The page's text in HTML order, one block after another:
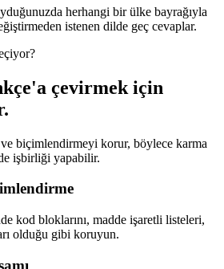
herhangi bir ülke bayrağıyla
istenen dilde geç cevaplar.
çevirmek için
biçimlendirmeyi korur, böylece karma
işbirliği yapabilir.
kod bloklarını, madde işaretli listeleri,
olduğu gibi koruyun.